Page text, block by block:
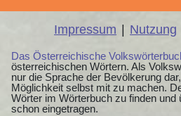
Impressum Nutzung
Das Österreichische
österreichischen Wörtern. Als
nur die Sprache der Bevölkerung
Möglichkeit selbst mit zu machen.
Wörter im Wörterbuch zu finden und
schon eingetragen.